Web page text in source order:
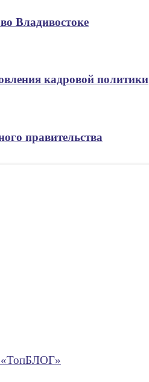
Владивостоке
кадровой политики
правительства
«ТопБЛОГ»